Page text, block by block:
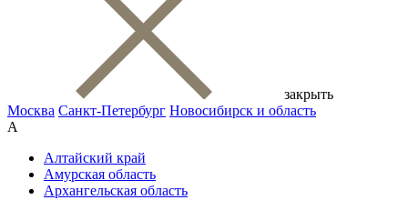
закрыть
Москва Санкт-Петербург Новосибирск и область
А
Алтайский край
Амурская область
Архангельская область